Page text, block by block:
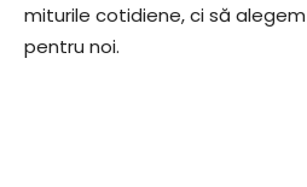
miturile cotidiene, ci să
pentru noi.